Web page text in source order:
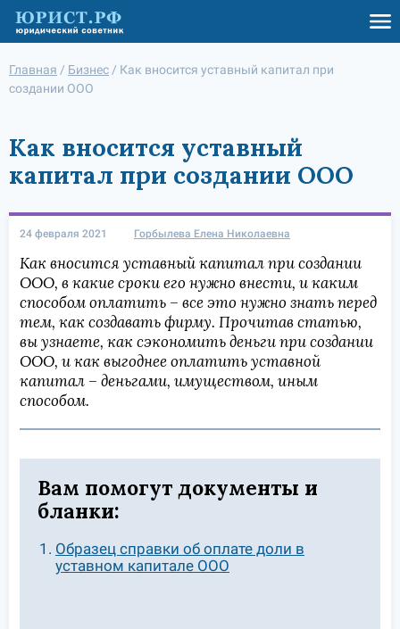
Главная / Бизнес / Как вносится уставный капитал при
создании ООО
Как вносится уставный
капитал при создании ООО
24 февраля 2021 Горбылева Елена Николаевна
Как вносится уставный капитал при создании
ООО, в какие сроки его нужно внести, и каким
способом оплатить – все это нужно знать перед
тем, как создавать фирму. Прочитав статью,
вы узнаете, как сэкономить деньги при создании
ООО, и как выгоднее оплатить уставной
капитал – деньгами, имуществом, иным
способом.
Вам помогут документы и
бланки:
Образец справки об оплате доли в
уставном капитале ООО